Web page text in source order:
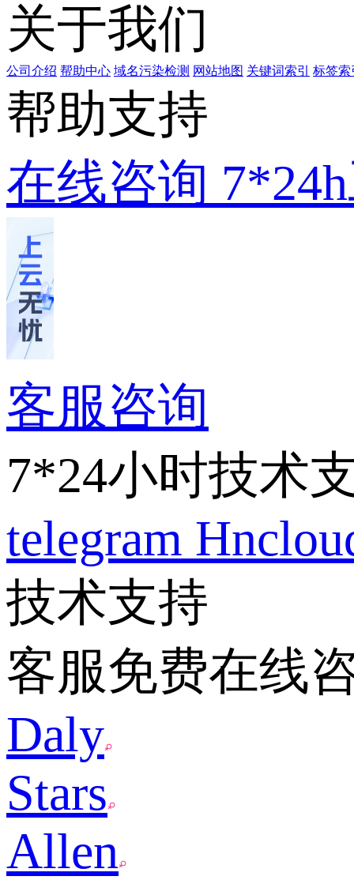
关于我们
公司介绍 帮助中心 域名污染检测 网站地图 关键词索引 标签索
帮助支持
在线咨询
客服咨询
7*24小时技术
telegram
技术支持
客服免费在线
Daly
Stars
Allen